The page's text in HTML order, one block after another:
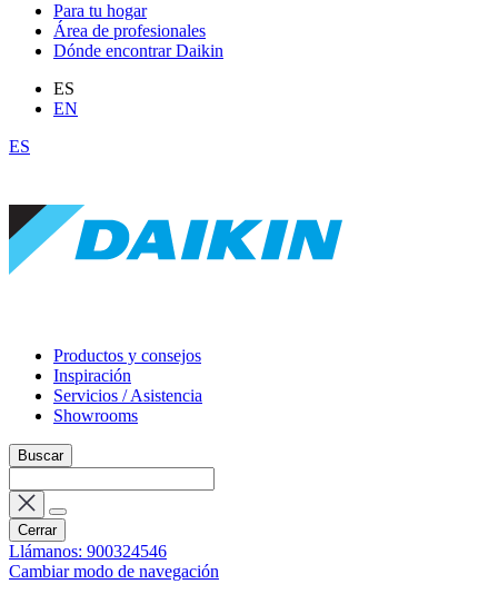
Para tu hogar
Área de profesionales
Dónde encontrar Daikin
ES
EN
ES
Productos y consejos
Inspiración
Servicios / Asistencia
Showrooms
Buscar
Cerrar
Llámanos: 900324546
Cambiar modo de navegación